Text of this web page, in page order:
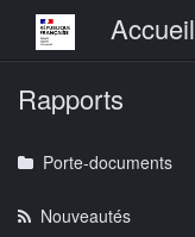
Menu principalAccueil
Rapports
Porte-documents
Nouveautés